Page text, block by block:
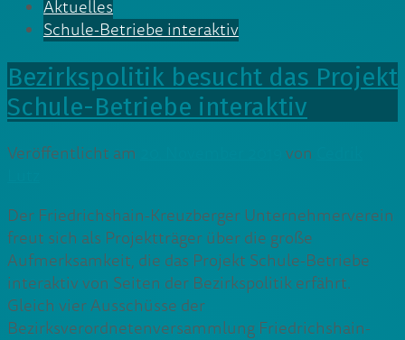
Aktuelles
Schule-Betriebe interaktiv
Bezirkspolitik besucht das Projekt
Schule-Betriebe interaktiv
Veröffentlicht am von
Der Friedrichshain-Kreuzberger Unternehmerverein
freut sich als Projektträger über die große
Aufmerksamkeit, die das Projekt Schule-Betriebe
interaktiv von Seiten der Bezirkspolitik erfährt.
Gleich vier Ausschüsse der
Bezirksverordnetenversammlung Friedrichshain-